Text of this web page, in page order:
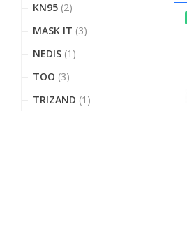
KN95 (2)
MASK IT (3)
NEDIS (1)
TOO (3)
TRIZAND (1)